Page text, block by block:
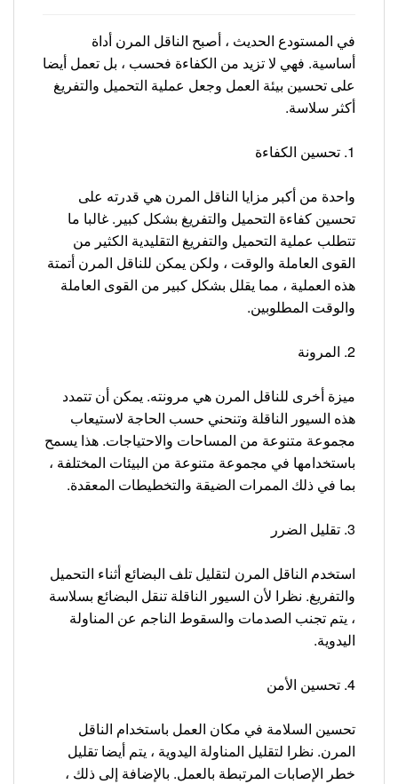
في المستودع الحديث ، أصبح الناقل المرن أداة
أساسية. فهي لا تزيد من الكفاءة فحسب ، بل تعمل أيضا
على تحسين بيئة العمل وجعل عملية التحميل والتفريغ
أكثر سلاسة.
1. تحسين الكفاءة
واحدة من أكبر مزايا الناقل المرن هي قدرته على
تحسين كفاءة التحميل والتفريغ بشكل كبير. غالبا ما
تتطلب عملية التحميل والتفريغ التقليدية الكثير من
القوى العاملة والوقت ، ولكن يمكن للناقل المرن أتمتة
هذه العملية ، مما يقلل بشكل كبير من القوى العاملة
والوقت المطلوبين.
2. المرونة
ميزة أخرى للناقل المرن هي مرونته. يمكن أن تتمدد
هذه السيور الناقلة وتنحني حسب الحاجة لاستيعاب
مجموعة متنوعة من المساحات والاحتياجات. هذا يسمح
باستخدامها في مجموعة متنوعة من البيئات المختلفة ،
بما في ذلك الممرات الضيقة والتخطيطات المعقدة.
3. تقليل الضرر
استخدم الناقل المرن لتقليل تلف البضائع أثناء التحميل
والتفريغ. نظرا لأن السيور الناقلة تنقل البضائع بسلاسة
، يتم تجنب الصدمات والسقوط الناجم عن المناولة
اليدوية.
4. تحسين الأمن
تحسين السلامة في مكان العمل باستخدام الناقل
المرن. نظرا لتقليل المناولة اليدوية ، يتم أيضا تقليل
خطر الإصابات المرتبطة بالعمل. بالإضافة إلى ذلك ،